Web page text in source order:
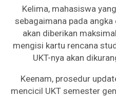
Kelima, mahasiswa
sebagaimana pada
akan diberikan
mengisi kartu rencana
UKT-nya akan
Keenam, prosedur
mencicil UKT semester